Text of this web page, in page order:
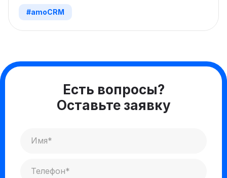
#amoCRM
Есть вопросы?
Оставьте заявку